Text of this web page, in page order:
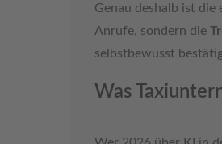
Genau deshalb ist die
Anrufe, sondern die
selbstbewusst
Was